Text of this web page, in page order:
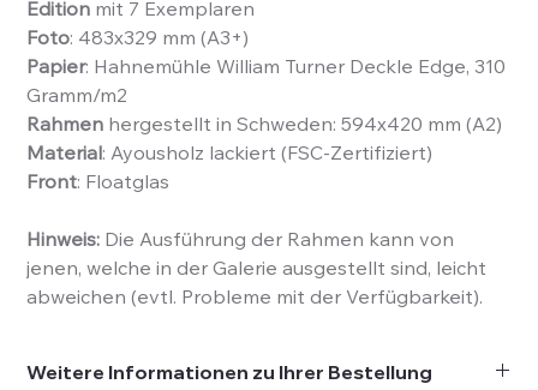
Edition mit 7 Exemplaren
Foto: 483x329 mm (A3+)
Papier: Hahnemühle William Turner Deckle Edge, 310
Gramm/m2
Rahmen hergestellt in Schweden: 594x420 mm (A2)
Material: Ayousholz lackiert (FSC-Zertifiziert)
Front: Floatglas
Hinweis: Die Ausführung der Rahmen kann von
jenen, welche in der Galerie ausgestellt sind, leicht
abweichen (evtl. Probleme mit der Verfügbarkeit).
Weitere Informationen zu Ihrer Bestellung